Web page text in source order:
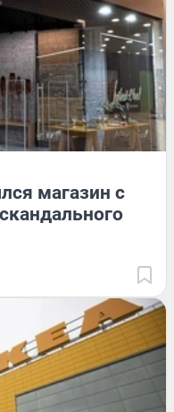
магазин с